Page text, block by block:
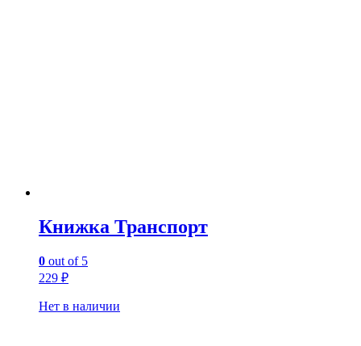
Книжка Транспорт
0 out of 5
229 ₽
Нет в наличии